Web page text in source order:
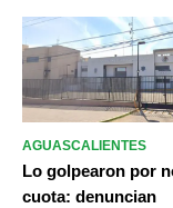
AGUASCALIENTES
Lo golpearon por
cuota: denuncian